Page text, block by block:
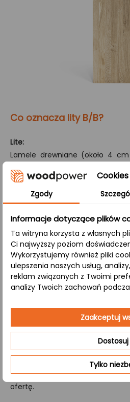
Co oznacza lity B/B?
Lite:
Lamele drewniane (około 4
łączone tylko na szerokości,
wygląd oraz wyjątkową
uszkodzenia mechaniczne, a
całej konstrukcji.
W tej klasie obie strony
strukturę drewna, w tym sęki i
doskonale współgrając z
wnętrz.
Jeśli poszukujesz producenta,
kompletny zestaw schodów
Ciebie doskonałą ofertę.
wycenę i produkcję schodów,
niezbędne elementy, takie jak
oraz tralki. Wejdź na stronę
ofertę.
Cookies
Zgody
Informacje dotyczące plików
Ta witryna korzysta z własnych
Ci najwyższy poziom
Wykorzystujemy również pliki
ulepszenia naszych usług,
reklam związanych z Twoimi
analizy Twoich zachowań
Tylko
Dostosuj
Zaakceptuj